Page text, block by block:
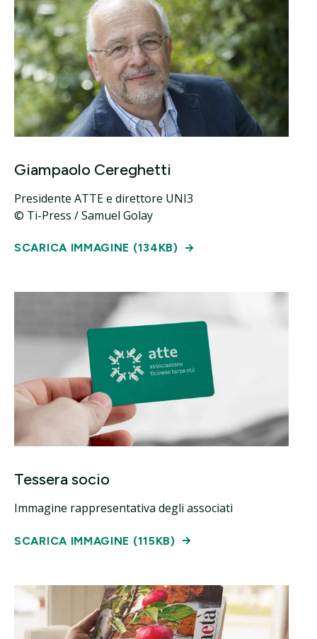
Giampaolo Cereghetti
Presidente ATTE e direttore UNI3
© Ti-Press / Samuel Golay
SCARICA IMMAGINE (134KB)
Tessera socio
Immagine rappresentativa degli associati
SCARICA IMMAGINE (115KB)